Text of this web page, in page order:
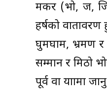
मकर (भो, ज,
हर्षको
घुमघाम, भ्रमण
सम्मान र मिठो
पूर्व वा